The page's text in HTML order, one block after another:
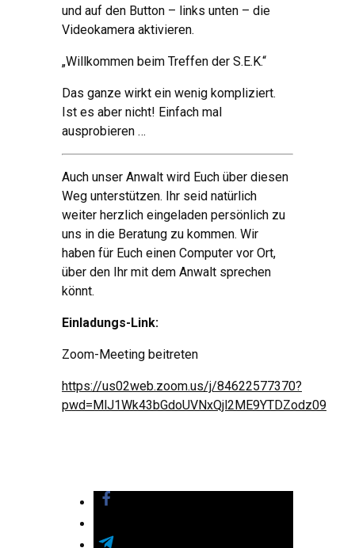
und auf den Button – links unten – die
Videokamera aktivieren.
„Willkommen beim Treffen der S.E.K.“
Das ganze wirkt ein wenig kompliziert.
Ist es aber nicht! Einfach mal
ausprobieren …
Auch unser Anwalt wird Euch über diesen
Weg unterstützen. Ihr seid natürlich
weiter herzlich eingeladen persönlich zu
uns in die Beratung zu kommen. Wir
haben für Euch einen Computer vor Ort,
über den Ihr mit dem Anwalt sprechen
könnt.
Einladungs-Link:
Zoom-Meeting beitreten
https://us02web.zoom.us/j/84622577370?
pwd=MlJ1Wk43bGdoUVNxQjl2ME9YTDZodz09